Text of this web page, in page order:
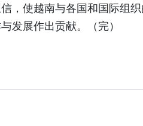
，使越南与各国和国际组
发展作出贡献。（完）